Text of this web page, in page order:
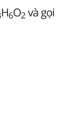
H6O2 và gọi